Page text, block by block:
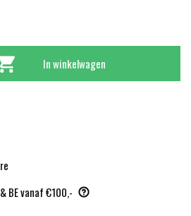
In winkelwagen
BE vanaf €100,-